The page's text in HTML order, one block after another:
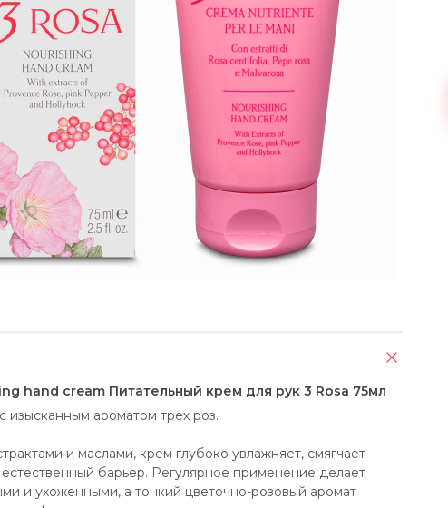
hand cream Питательный крем для рук 3 Rosa 75мл
изысканным ароматом трех роз.
и маслами, крем глубоко увлажняет, смягчает
барьер. Регулярное применение делает
и ухоженными, а тонкий цветочно-розовый аромат